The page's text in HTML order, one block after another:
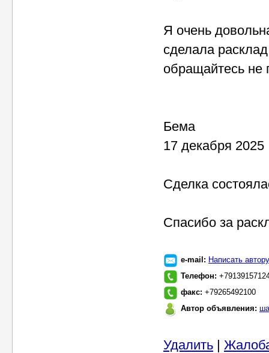
Я очень
сделала
обращайтесь не
Бема
17 декабря 2025
Сделка
Спасибо за
e-mail: Написать автору
Телефон:
факс: +79265492100
Автор объявления:
Удалить |